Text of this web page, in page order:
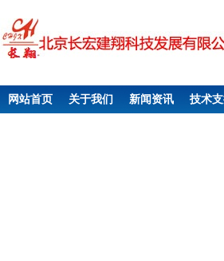
网站首页 关于我们 新闻资讯 技术